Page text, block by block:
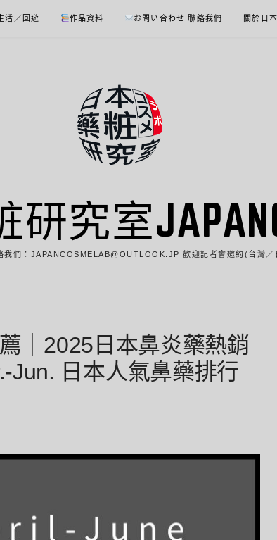
活／回遊 作品資料 お問い合わせ 聯絡我們 關於日
究室
我們：JAPANCOSMELAB@OUTLOOK.JP 歡迎記者會邀約(台灣／
｜2025日本鼻炎藥熱銷
Jun. 日本人氣鼻藥排行